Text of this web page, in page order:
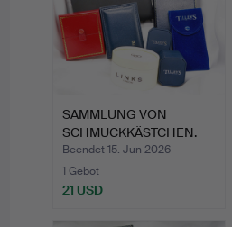
SAMMLUNG VON
SCHMUCKKÄSTCHEN.
Beendet 15. Jun 2026
1 Gebot
21 USD